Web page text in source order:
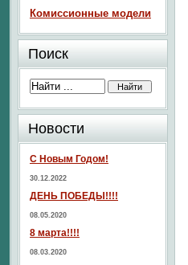
Комиссионные модели
Поиск
Новости
С Новым Годом!
30.12.2022
ДЕНЬ ПОБЕДЫ!!!!
08.05.2020
8 марта!!!!
08.03.2020